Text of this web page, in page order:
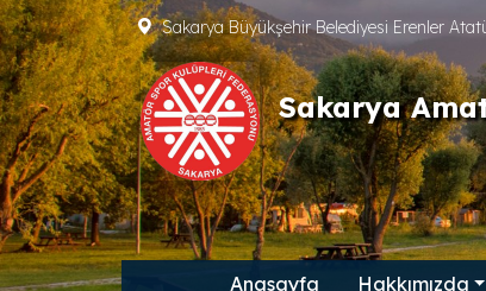
Sakarya Büyükşehir Belediyesi Erenler
Sakarya
Anasayfa Hakkımızda